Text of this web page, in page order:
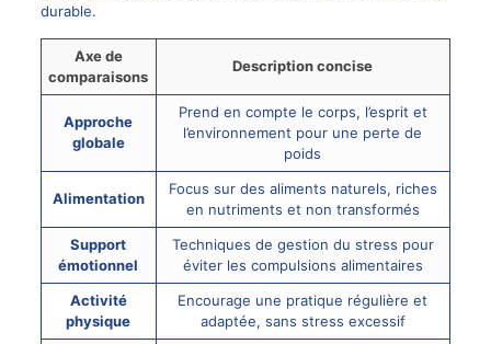
durable.
Axe de
comparaisons
Description concise
Approche
globale
Prend en compte le corps, l’esprit et
l’environnement pour une perte de
poids
Alimentation
Focus sur des aliments naturels, riches
en nutriments et non transformés
Support
émotionnel
Techniques de gestion du stress pour
éviter les compulsions alimentaires
Activité
physique
Encourage une pratique régulière et
adaptée, sans stress excessif